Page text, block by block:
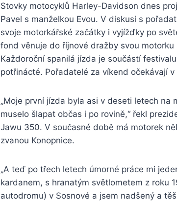
Stovky motocyklů Harley-Davidson dnes
Pavel s manželkou Evou. V diskusi s
svoje motorkářské začátky i vyjížďky po
fond věnuje do říjnové dražby svou motorku
Každoroční spanilá jízda je součástí
potřinácté. Pořadatelé za víkend očekávají
„Moje první jízda byla asi v deseti letech na
muselo šlapat občas i po rovině,“ řekl
Jawu 350. V současné době má motorek
zvanou Konopnice.
„A teď po třech letech úmorné práce mi
kardanem, s hranatým světlometem z roku
autodromu) v Sosnové a jsem nadšený a